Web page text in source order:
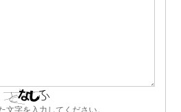
文字を入力してください。